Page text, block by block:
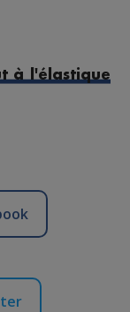
à l'élastique